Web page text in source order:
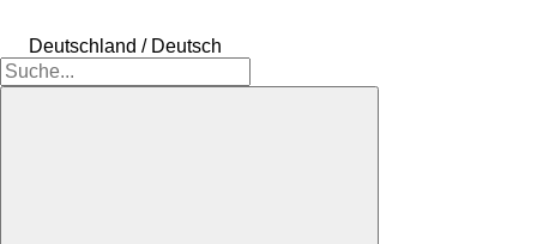
Deutschland / Deutsch